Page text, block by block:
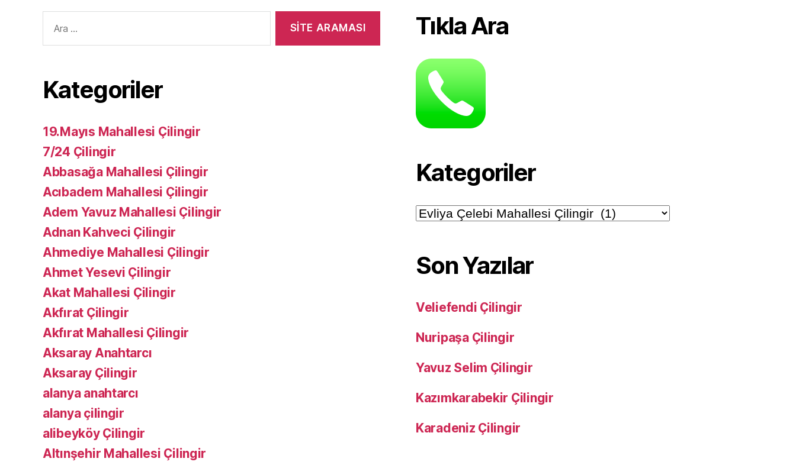
yap:
Kategoriler
19.Mayıs Mahallesi Çilingir
7/24 Çilingir
Abbasağa Mahallesi Çilingir
Acıbadem Mahallesi Çilingir
Adem Yavuz Mahallesi Çilingir
Adnan Kahveci Çilingir
Ahmediye Mahallesi Çilingir
Ahmet Yesevi Çilingir
Akat Mahallesi Çilingir
Akfırat Çilingir
Akfırat Mahallesi Çilingir
Aksaray Anahtarcı
Aksaray Çilingir
alanya anahtarcı
alanya çilingir
alibeyköy Çilingir
Altınşehir Mahallesi Çilingir
Tıkla Ara
Kategoriler
Kategoriler
Son Yazılar
Veliefendi Çilingir
Nuripaşa Çilingir
Yavuz Selim Çilingir
Kazımkarabekir Çilingir
Karadeniz Çilingir